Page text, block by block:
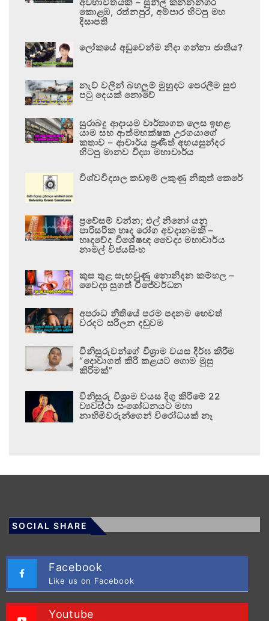
කොළඹ, රත්නපුර, අම්පාර හිටපු මහ
දිසාපති
ලෝකයේ අඩුවෙන්ම නිදා ගන්නා ජාතිය?
නැව් වලින් බහලුම් මුහුදට පෙරලීම සුළු
පටු දෙයක් නොවේ
සුරාබදු ආදායම වාර්තාගත ලෙස ඉහළ
යාම සහ ආත්මභක්ෂක උරගයාගේ
කතාව – ආචාර්ය ප්‍රණීත් අභයසුන්දර
හිටපු මානව විද්‍යා මහාචාර්ය
විශ්වවිද්‍යාල කඩඉම් ලකුණු නිකුත් කෙරේ
ප්‍රවේසම් වන්න; එල් නිනෝ යනු
පාරිසරික හෘද රෝග අවදානමකි –
හෘදවේද විශේෂඥ වෛද්‍ය මහාචාර්ය
නාමල් විජයසිංහ
කුස තුළ සැඟවුණු නොනිදන කම්හල –
වෛද්‍ය සුගත් විජේවර්ධන
අපරාධ නීතියේ පරම පදනම හෙවත්
වරදට සරිලන දඬුවම
විනිසුරුවන්ගේ විශ්‍රාම වයස දීර්ඝ කිරීම
“දොවාගත් කිරි කළයට ගොම මුසු
කිරීමක්”
විනිසුරු විශ්‍රාම වයස දිගු කිරීමේ 22
ව්‍යවස්ථා සංශෝධනයට මහා
නාහිමිවරුන්ගෙන් විරෝධයක් නෑ
SOCIAL SHARE
Facebook
Like us on Facebook
Youtube